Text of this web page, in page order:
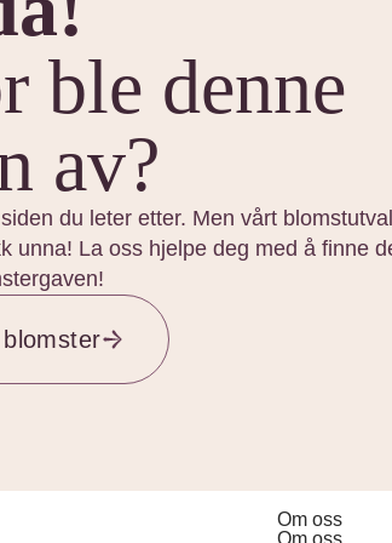
ble denne
av?
du leter etter. Men vårt
unna! La oss hjelpe deg med å finne
Om oss
Om oss